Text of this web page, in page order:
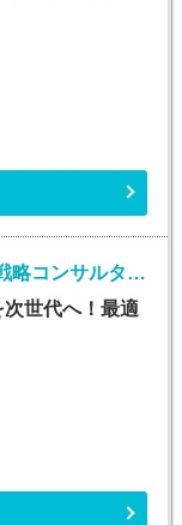
専門職(レガシーモダナイゼーション戦略コンサルタント/正社員)
世代へ！最適